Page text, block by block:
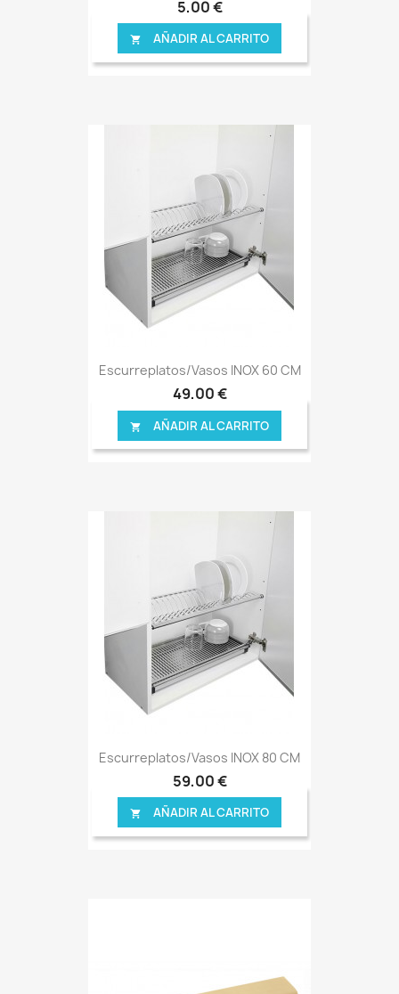
5,00 €
 AÑADIR AL CARRITO
Escurreplatos/vasos INOX 60 CM
49,00 €
 AÑADIR AL CARRITO
Escurreplatos/vasos INOX 80 CM
59,00 €
 AÑADIR AL CARRITO